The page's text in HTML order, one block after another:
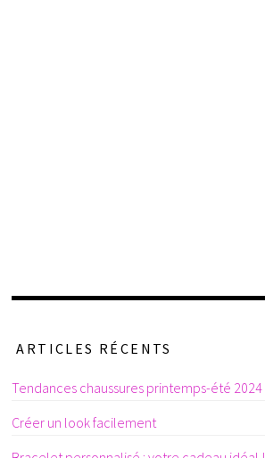
ARTICLES RÉCENTS
Tendances chaussures printemps-été 2024
Créer un look facilement